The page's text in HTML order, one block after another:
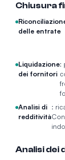
Chiusura
delle entrate
Liquidazione
dei fornitori
:
Analisi di
redditività
:
Analisi dei